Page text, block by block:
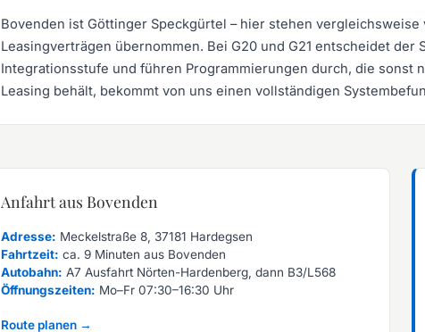
Bovenden ist Göttinger Speckgürtel – hier stehen
Leasingverträgen übernommen. Bei G20 und G21 entscheidet
Integrationsstufe und führen Programmierungen durch, die sonst
Leasing behält, bekommt von uns einen vollständigen
Anfahrt aus Bovenden
Adresse: Meckelstraße 8, 37181 Hardegsen
Fahrtzeit: ca. 9 Minuten aus Bovenden
Autobahn: A7 Ausfahrt Nörten-Hardenberg, dann B3/L568
Öffnungszeiten: Mo–Fr 07:30–16:30 Uhr
Route planen →